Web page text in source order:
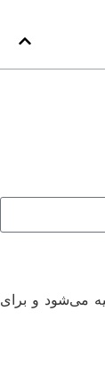
می‌شود و برای